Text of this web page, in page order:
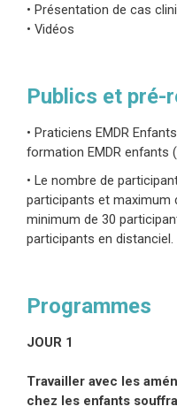
fournissant
contenante, la co-
constitueront la
leur guérison.
Tissage cognitif et
processus de
Le traitement de
souffrant de
développementaux
ancrées, des
avec des tissages
adaptés aux
• Présentation de cas
• Vidéos
Publics et pré-
• Praticiens EMDR
formation EMDR enfants
• Le nombre de
participants et maximum
minimum de 30
participants en distanciel.
Programmes
JOUR 1
Travailler avec les
chez les enfants